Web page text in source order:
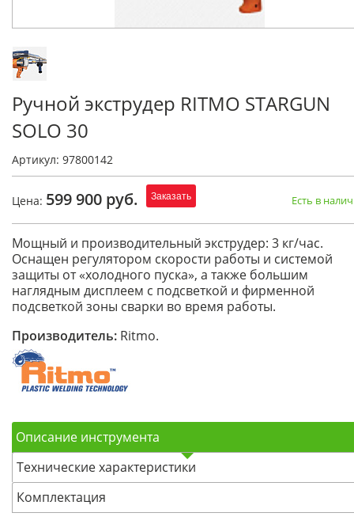
Ручной экструдер RITMO STARGUN
SOLO 30
Артикул: 97800142
Цена: 599 900 руб. Заказать Есть в
Мощный и производительный экструдер: 3 кг/час.
Оснащен регулятором скорости работы и системой
защиты от «холодного пуска», а также большим
наглядным дисплеем с подсветкой и фирменной
подсветкой зоны сварки во время работы.
Производитель: Ritmo.
Описание инструмента
Технические характеристики
Комплектация